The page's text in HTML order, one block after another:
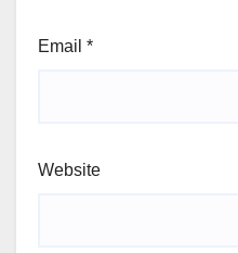
Email *
Website